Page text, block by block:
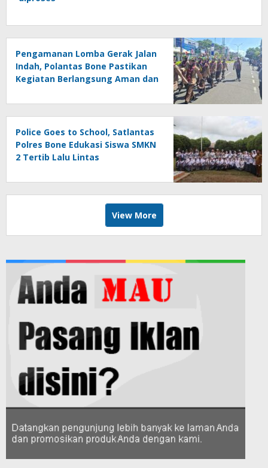
Pengamanan Lomba Gerak Jalan
Indah, Polantas Bone Pastikan
Kegiatan Berlangsung Aman dan
Police Goes to School, Satlantas
Polres Bone Edukasi Siswa SMKN
2 Tertib Lalu Lintas
View More